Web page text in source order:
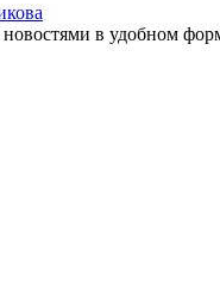
рассказал,
в удобном